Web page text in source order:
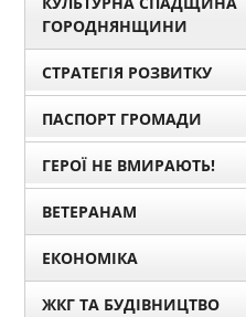
ГОРОДНЯНЩИНИ
СТРАТЕГІЯ РОЗВИТКУ
ПАСПОРТ ГРОМАДИ
ГЕРОЇ НЕ ВМИРАЮТЬ!
ВЕТЕРАНАМ
ЕКОНОМІКА
ЖКГ ТА БУДІВНИЦТВО